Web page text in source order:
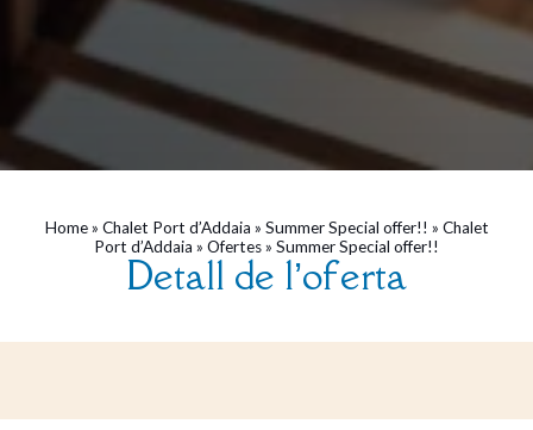
Home» Chalet Port d’Addaia » Summer Special offer!! » Chalet
Port d’Addaia » Ofertes» Summer Special offer!!
Detall de l’oferta